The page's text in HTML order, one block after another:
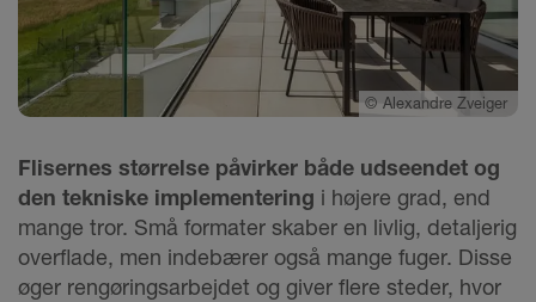
© Alexandre Zveiger
Flisernes størrelse påvirker både udseendet og
den tekniske implementering i højere grad, end
mange tror. Små formater skaber en livlig, detaljerig
overflade, men indebærer også mange fuger. Disse
øger rengøringsarbejdet og giver flere steder, hvor